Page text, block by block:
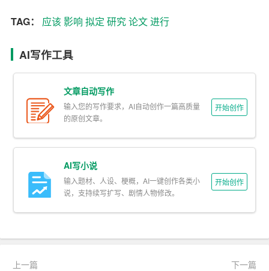
题目:
1. 城市化对空气质量的影响研究
3. 城市化对生物多样性保护的影响研究
研究的具体范围和方法不同。可以根据自己的研究兴趣和
能力,选择一个合适的题目进行研究。
TAG： 应该 影响 拟定 研究论文进行
AI写作工具
文章自动写作
输入您的写作要求，AI自动创作一篇高质量
的原创文章。
开始创作
AI写小说
输入题材、人设、梗概，AI一键创作各类小
说，支持续写扩写、剧情人物修改。
开始创作
上一篇 下一篇